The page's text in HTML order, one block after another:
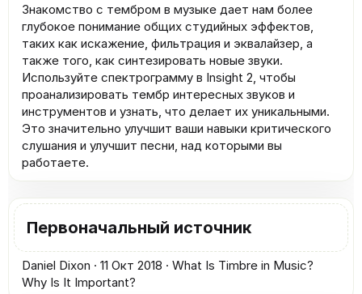
Знакомство с тембром в музыке дает нам более
глубокое понимание общих студийных эффектов,
таких как искажение, фильтрация и эквалайзер, а
также того, как синтезировать новые звуки.
Используйте спектрограмму в Insight 2, чтобы
проанализировать тембр интересных звуков и
инструментов и узнать, что делает их уникальными.
Это значительно улучшит ваши навыки критического
слушания и улучшит песни, над которыми вы
работаете.
Первоначальный источник
Daniel Dixon 11 Окт 2018
What Is Timbre in Music?
Why Is It Important?